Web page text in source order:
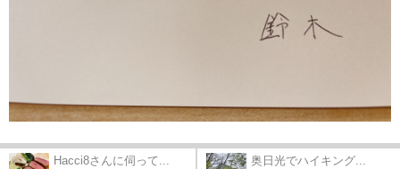
Hacci8さんに伺って... 奥日光でハイキング...